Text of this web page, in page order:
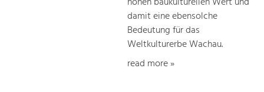
damit eine ebensolche
Bedeutung für das
Weltkulturerbe Wachau.
read more »